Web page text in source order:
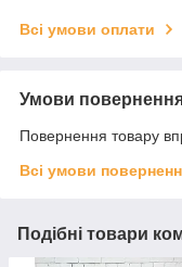
Всі умови оплати
Умови
Повернення товару
Всі умови
Подібні товари